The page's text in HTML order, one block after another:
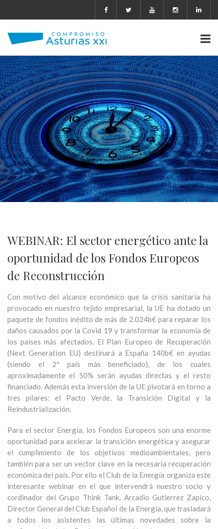
WEBINAR: El sector energético ante la
oportunidad de los Fondos Europeos
de Reconstrucción
Con motivo del alcance económico que la crisis sanitaria ha
provocado en nuestro tejido empresarial, la UE ha dotado un
paquete de fondos inédito de más de 2.024b€ para reparar los
daños causados por la Covid 19 y transformar la economía de
los países más afectados. El Plan Europeo de Recuperación
(Next Generation EU) destinará a España 140b€ en ayudas
(siendo el 2º país más beneficiado), de los cuales
aproximadamente el 50% serán ayudas directas y el resto
financiado. Además esta inversión de la UE pivotará en torno a
tres pilares: el Pacto Verde, la Transición Digital y la
Reindustrialización.
Para el sector Energía, los Fondos Europeos son una enorme
oportunidad para acelerar la transición energética y asegurar
el cumplimiento de los objetivos medioambientales, pero
también para ser un vector clave en la necesaria recuperación
económica del país. Por ello el Club de la Energía organiza este
interesante webinar en el que intervendrá nuestro socio y
cordinador del Grupo Think Tank, Arcadio Gutierrez Zapico,
Director General del Club Español de la Energia, que trasladará
a todos los asistentes las últimas novedades sobre la